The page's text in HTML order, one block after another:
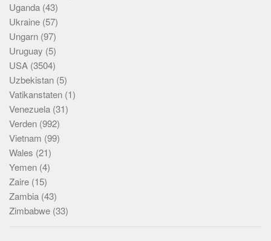
Uganda (43)
Ukraine (57)
Ungarn (97)
Uruguay (5)
USA (3504)
Uzbekistan (5)
Vatikanstaten (1)
Venezuela (31)
Verden (992)
Vietnam (99)
Wales (21)
Yemen (4)
Zaire (15)
Zambia (43)
Zimbabwe (33)